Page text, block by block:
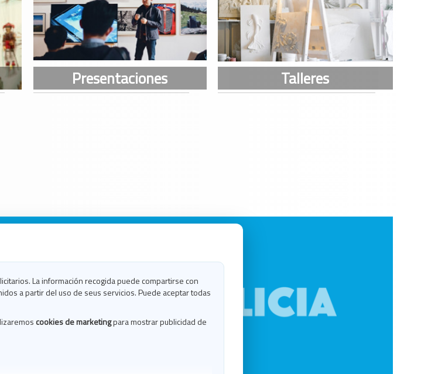
La información recogida puede compartirse con
a partir del uso de seus servicios. Puede aceptar todas
cookies de marketingpara mostrar publicidad de